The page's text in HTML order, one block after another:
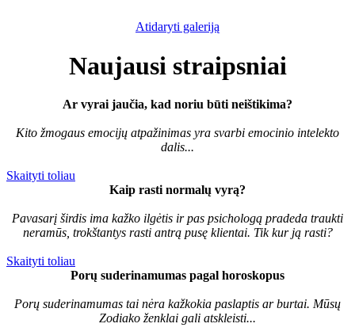
Atidaryti galeriją
Naujausi straipsniai
Ar vyrai jaučia, kad noriu būti neištikima?
Kito žmogaus emocijų atpažinimas yra svarbi emocinio intelekto
dalis...
Skaityti toliau
Kaip rasti normalų vyrą?
Pavasarį širdis ima kažko ilgėtis ir pas psichologą pradeda traukti
neramūs, trokštantys rasti antrą pusę klientai. Tik kur ją rasti?
Skaityti toliau
Porų suderinamumas pagal horoskopus
Porų suderinamumas tai nėra kažkokia paslaptis ar burtai. Mūsų
Zodiako ženklai gali atskleisti...